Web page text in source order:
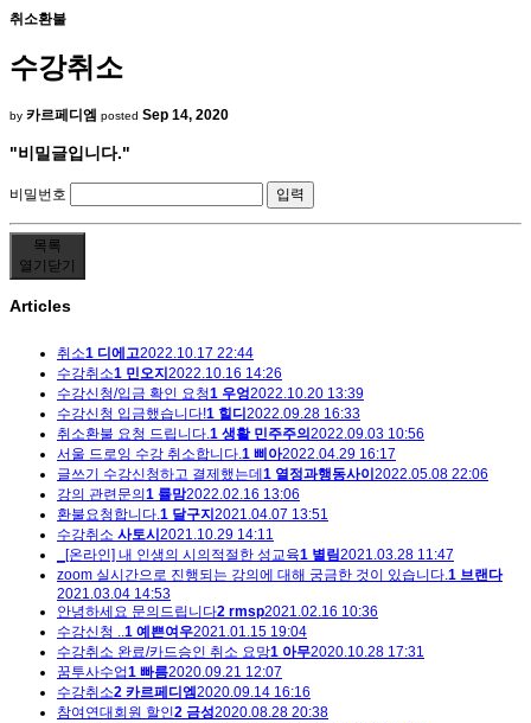
취소환불
수강취소
by 카르페디엠 posted Sep 14, 2020
"비밀글입니다."
비밀번호
목록
열기 닫기
Articles
취소1 디에고2022.10.17 22:44
수강취소1 민오지 2022.10.16 14:26
수강신청/입금 확인 요청1 우엉2022.10.20 13:39
수강신청 입금했습니다!1 힐디 2022.09.28 16:33
취소환불 요청 드립니다.1 생활 민주주의 2022.09.03 10:56
서울 드로잉 수강 취소합니다.1 삐아2022.04.29 16:17
글쓰기 수강신청하고 결제했는데 1 열정과행동사이 2022.05.08 22:06
강의 관련문의 1 률맘2022.02.16 13:06
환불요청합니다.1 달구지 2021.04.07 13:51
수강취소 사토시 2021.10.29 14:11
_[온라인] 내 인생의 시의적절한 성교육1 별림2021.03.28 11:47
zoom 실시간으로 진행되는 강의에 대해 궁금한 것이 있습니다.1 브랜다
2021.03.04 14:53
안녕하세요 문의드립니다2 rmsp2021.02.16 10:36
수강신청 ..1 예쁜여우2021.01.15 19:04
수강취소 완료/카드승인 취소 요망1 아무2020.10.28 17:31
꿈투사수업1 빠름2020.09.21 12:07
수강취소2 카르페디엠2020.09.14 16:16
참여연대회원 할인2 금성2020.08.28 20:38